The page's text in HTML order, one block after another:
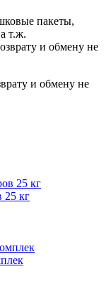
пакеты,
т.ж.
и обмену не
и обмену не
25 кг